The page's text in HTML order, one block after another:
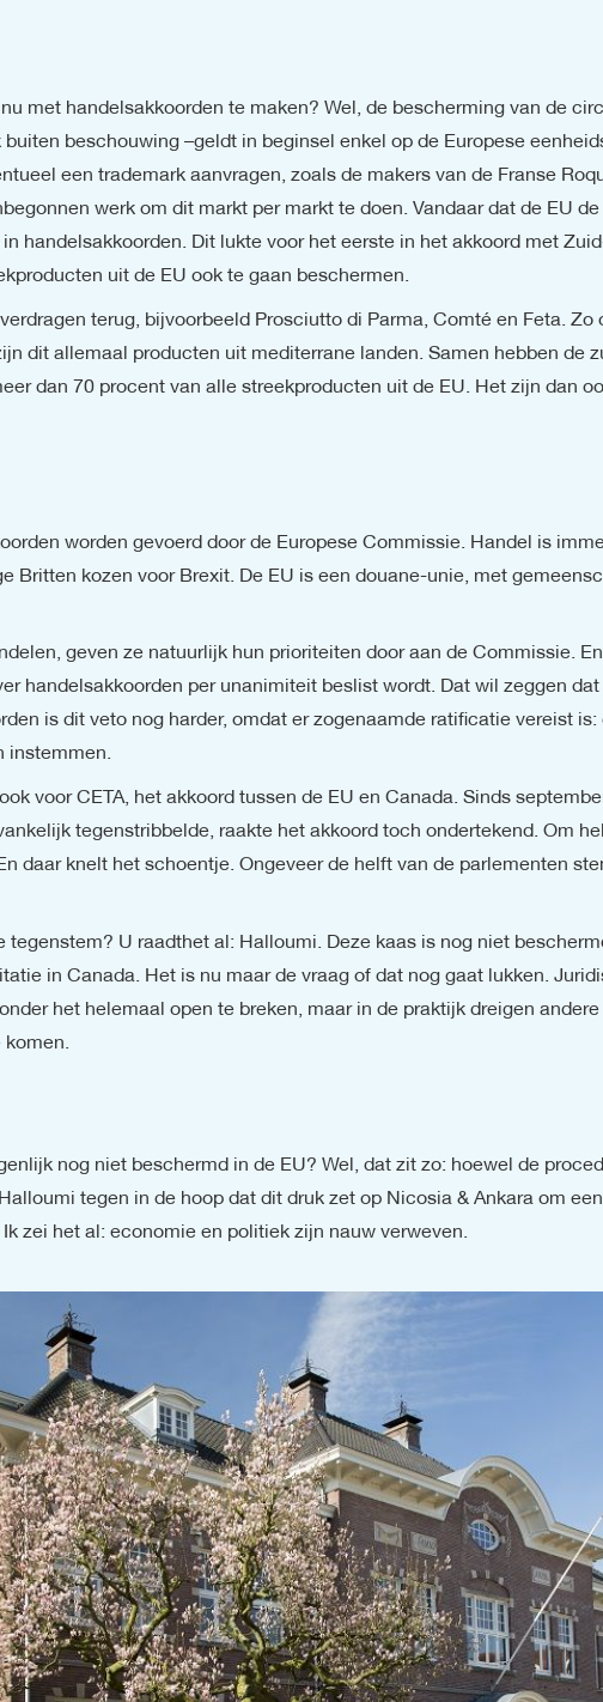
met handelsakkoorden te maken? Wel, de bescherming van de
beschouwing –geldt in beginsel enkel op de Europese
een trademark aanvragen, zoals de makers van de Franse
werk om dit markt per markt te doen. Vandaar dat de EU
handelsakkoorden. Dit lukte voor het eerste in het akkoord met
uit de EU ook te gaan beschermen.
terug, bijvoorbeeld Prosciutto di Parma, Comté en Feta. Zo
dit allemaal producten uit mediterrane landen. Samen hebben de
dan 70 procent van alle streekproducten uit de EU. Het zijn dan
worden gevoerd door de Europese Commissie. Handel is
Britten kozen voor Brexit. De EU is een douane-unie, met
geven ze natuurlijk hun prioriteiten door aan de Commissie.
handelsakkoorden per unanimiteit beslist wordt. Dat wil zeggen
is dit veto nog harder, omdat er zogenaamde ratificatie vereist
instemmen.
voor CETA, het akkoord tussen de EU en Canada. Sinds
tegenstribbelde, raakte het akkoord toch ondertekend. Om
daar knelt het schoentje. Ongeveer de helft van de parlementen
tegenstem? U raadthet al: Halloumi. Deze kaas is nog niet
in Canada. Het is nu maar de vraag of dat nog gaat lukken.
het helemaal open te breken, maar in de praktijk dreigen
komen.
nog niet beschermd in de EU? Wel, dat zit zo: hoewel de
tegen in de hoop dat dit druk zet op Nicosia & Ankara om
zei het al: economie en politiek zijn nauw verweven.